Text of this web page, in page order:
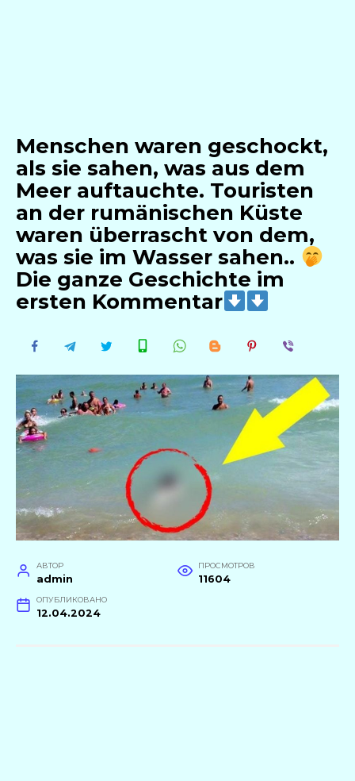
Menschen waren geschockt,
als sie sahen, was aus dem
Meer auftauchte. Touristen
an der rumänischen Küste
waren überrascht von dem,
was sie im Wasser sahen..
Die ganze Geschichte im
ersten Kommentar
АВТОР
admin
ПРОСМОТРОВ
11604
ОПУБЛИКОВАНО
12.04.2024